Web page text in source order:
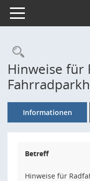
Toggle navigation
Hinweise für
Informationen
Betreff
Hinweise für